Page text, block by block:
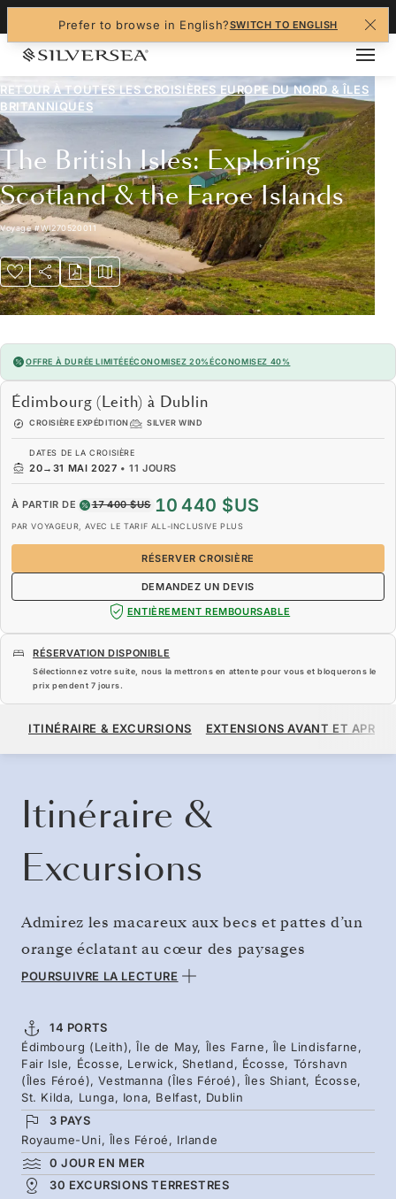
Prefer to browse in English?SWITCH TO ENGLISH
RETOUR À TOUTES LESCROISIÈRES EUROPE DU NORD & ÎLES
BRITANNIQUES
The British Isles: Exploring
Scotland & the Faroe Islands
Voyage#WI270520011
OFFRE À DURÉE LIMITÉEÉCONOMISEZ 20%ÉCONOMISEZ 40%
Édimbourg (Leith) à Dublin
CROISIÈRE EXPÉDITION SILVER WIND
DATES DE LA CROISIÈRE
20→ 31 MAI 2027 •11 JOURS
À PARTIR DE 17 400 $US 10 440 $US
PAR VOYAGEUR, AVEC LE TARIF ALL-INCLUSIVE PLUS
RÉSERVER CROISIÈRE
DEMANDEZ UN DEVIS
ENTIÈREMENT REMBOURSABLE
RÉSERVATION DISPONIBLE
Sélectionnez votre suite, nous la mettrons en attente pour vous et bloquerons le
prix pendent 7 jours.
À PARTIR DE 10 440 $US
ITINÉRAIRE & EXCURSIONS EXTENSIONS AVANT ET APRÈS
Itinéraire &
Excursions
Admirez les macareux aux becs et pattes d’un
orange éclatant au cœur des paysages
insulaires spectaculaires du Nord. Peu après le
marins et des chaussées de marée. Poursuivez
vers le nord jusqu’aux colonies de macareux
des îles Shiant et de Lunga, aux falaises des
Shetland et aux îles Féroé, où l’héritage
nordique se mêle à des falaises maritimes
d’une envergure impressionnante. Retournez
vers le sud à travers les paysages doublement
POURSUIVRE LA LECTURE
14 PORTS
Édimbourg (Leith), Île de May, Îles Farne, Île Lindisfarne,
Fair Isle, Écosse, Lerwick, Shetland, Écosse, Tórshavn
(Îles Féroé), Vestmanna (Îles Féroé), Îles Shiant, Écosse,
St. Kilda, Lunga, Iona, Belfast, Dublin
3 PAYS
Royaume-Uni, Îles Féroé, Irlande
0 JOUR EN MER
30 EXCURSIONS TERRESTRES